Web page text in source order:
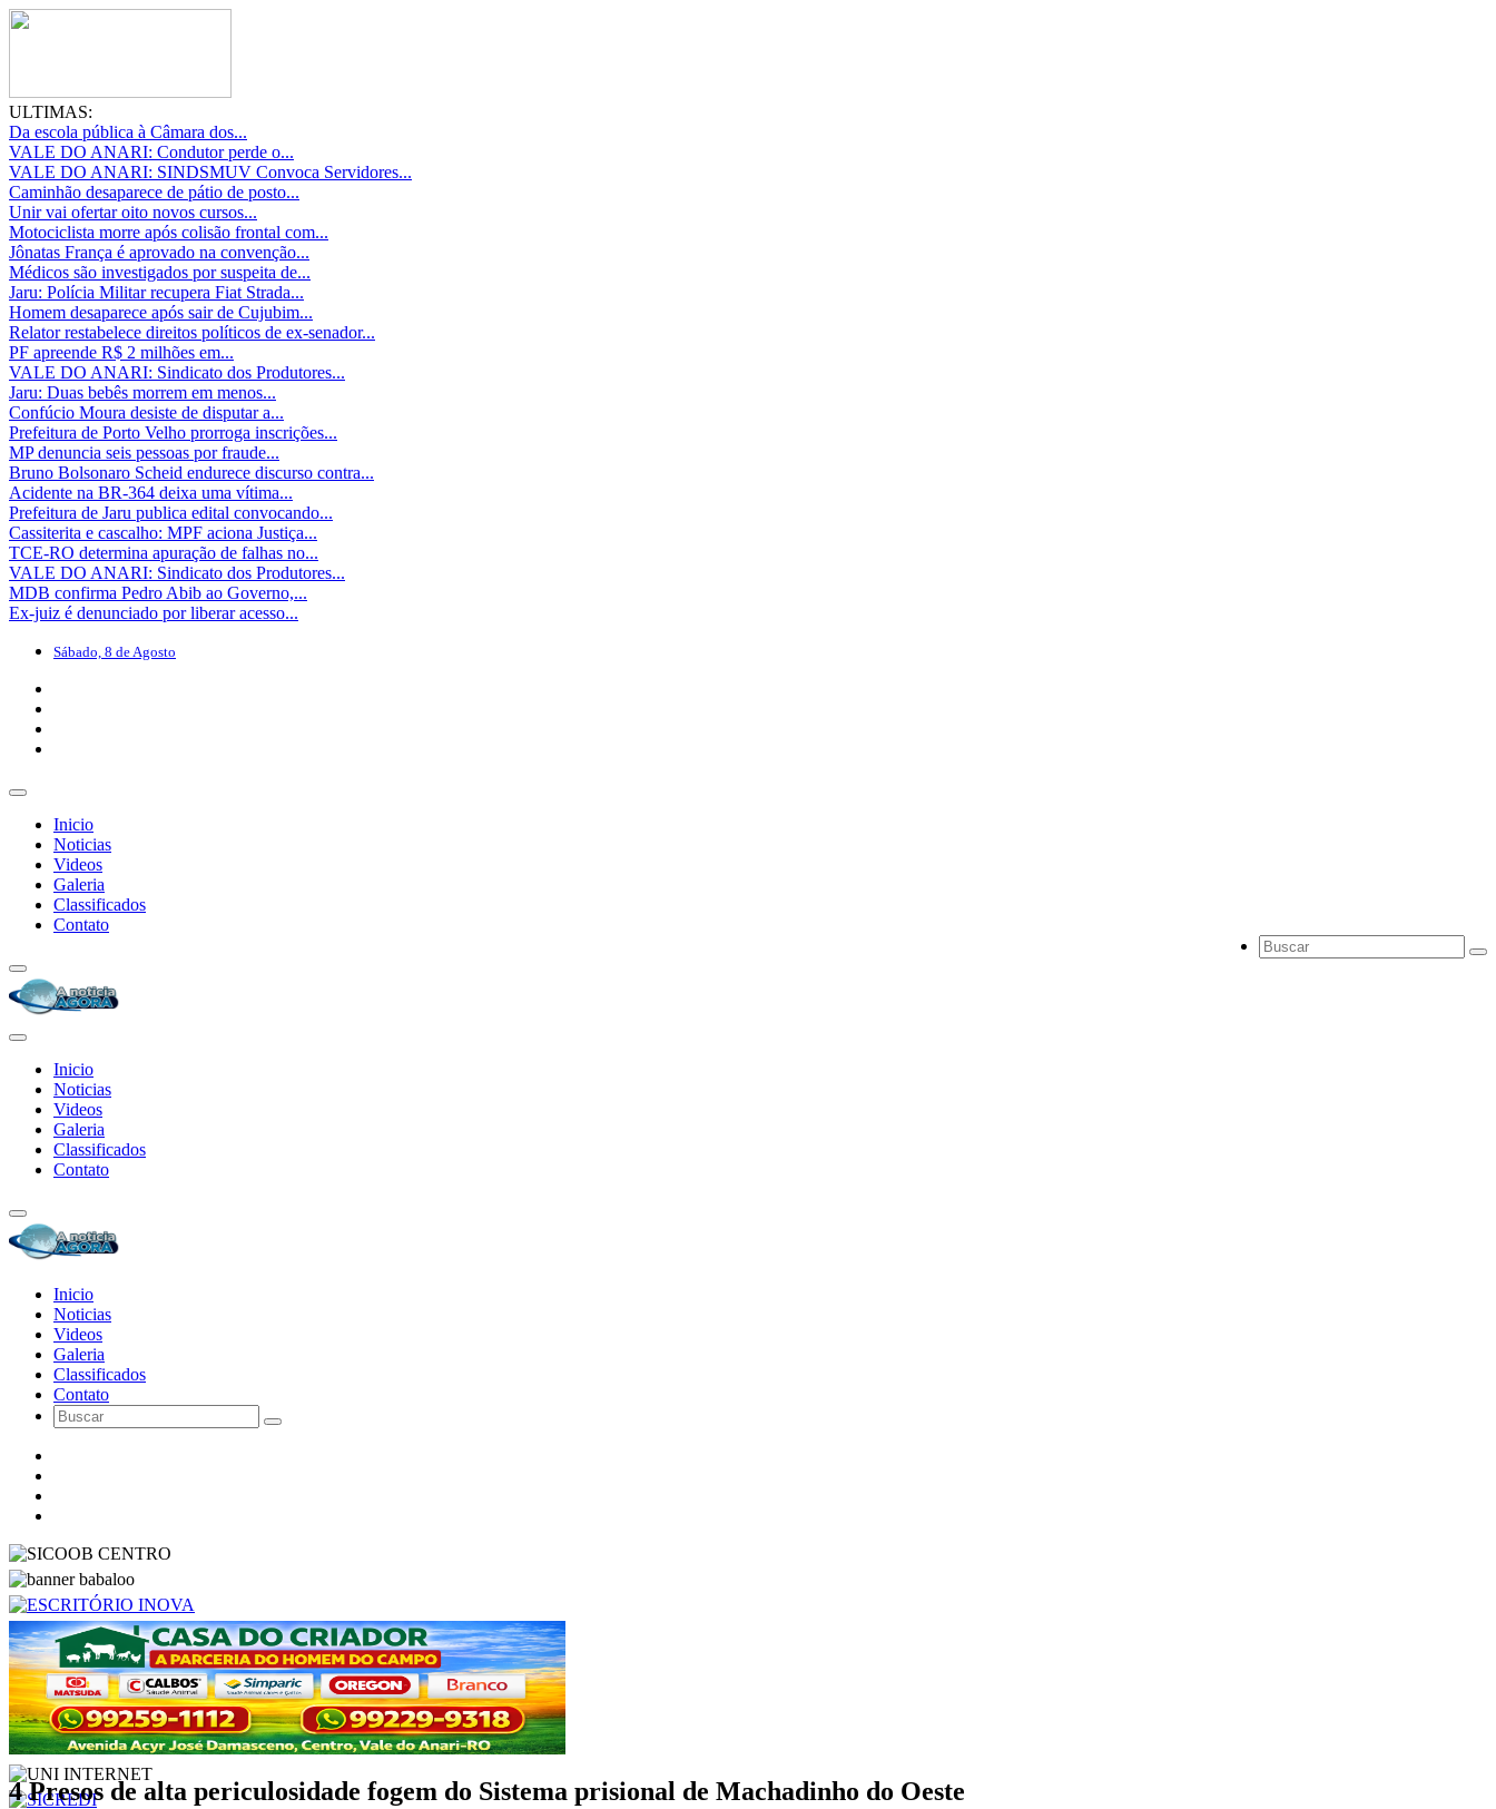
ULTIMAS:
Da escola pública à Câmara dos...
VALE DO ANARI: Condutor perde o...
VALE DO ANARI: SINDSMUV Convoca Servidores...
Caminhão desaparece de pátio de posto...
Unir vai ofertar oito novos cursos...
Motociclista morre após colisão frontal com...
Jônatas França é aprovado na convenção...
Médicos são investigados por suspeita de...
Jaru: Polícia Militar recupera Fiat Strada...
Homem desaparece após sair de Cujubim...
Relator restabelece direitos políticos de ex-senador...
PF apreende R$ 2 milhões em...
VALE DO ANARI: Sindicato dos Produtores...
Jaru: Duas bebês morrem em menos...
Confúcio Moura desiste de disputar a...
Prefeitura de Porto Velho prorroga inscrições...
MP denuncia seis pessoas por fraude...
Bruno Bolsonaro Scheid endurece discurso contra...
Acidente na BR-364 deixa uma vítima...
Prefeitura de Jaru publica edital convocando...
Cassiterita e cascalho: MPF aciona Justiça...
TCE-RO determina apuração de falhas no...
VALE DO ANARI: Sindicato dos Produtores...
MDB confirma Pedro Abib ao Governo,...
Ex-juiz é denunciado por liberar acesso...
Sábado, 8 de Agosto
Inicio
Noticias
Videos
Galeria
Classificados
Contato
Inicio
Noticias
Videos
Galeria
Classificados
Contato
Inicio
Noticias
Videos
Galeria
Classificados
Contato
4 Presos de alta periculosidade fogem do Sistema prisional de Machadinho do Oeste